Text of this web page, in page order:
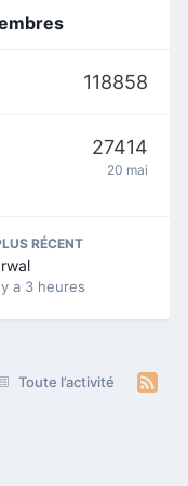
118858
27414
20 mai
RÉCENT
a 3 heures
Toute l’activité